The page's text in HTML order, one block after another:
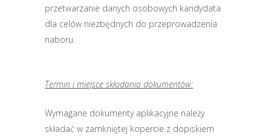
przetwarzanie danych osobowych kandydata
dla celów niezbędnych do przeprowadzenia
naboru.
Termin i miejsce składania dokumentów:
Wymagane dokumenty aplikacyjne należy
składać w zamkniętej kopercie z dopiskiem